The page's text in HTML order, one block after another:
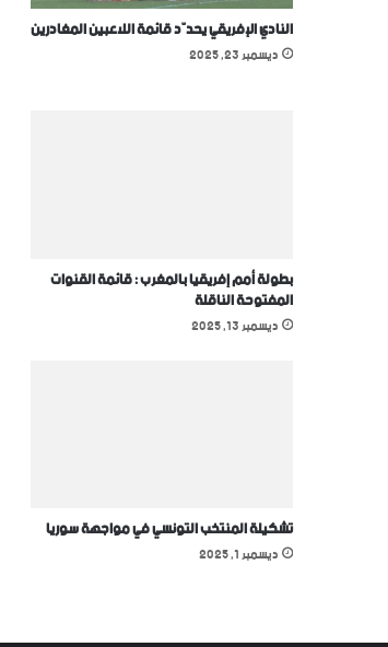
النادي الإفريقي يحدّد قائمة اللاعبين المغادرين
ديسمبر 23, 2025
بطولة أمم إفريقيا بالمغرب : قائمة القنوات
المفتوحة الناقلة
ديسمبر 13, 2025
تشكيلة المنتخب التونسي في مواجهة سوريا
ديسمبر 1, 2025